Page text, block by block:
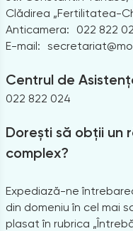
Clădirea „Fertilitatea-
Anticamera:
022 822
E-mail:
Centrul de
022 822 024
Dorești să obții un
complex?
Expediază-ne
din domeniu în cel mai
plasat în rubrica